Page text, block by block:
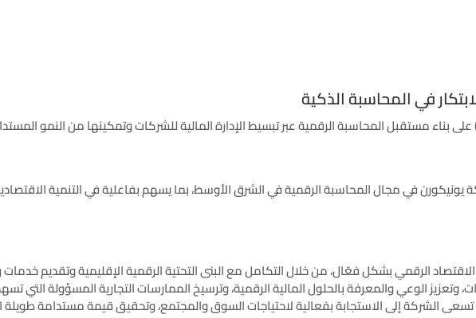
في المحاسبة الذكية
في مجال المحاسبة الرقمية في الشرق الأوسط، بما يسهم بفاعلية في التنمية
الرقمي بشكل فعّال، من خلال التكامل مع البنى التحتية الرقمية الإقليمية وتقديم
وتعزيز الوعي والمعرفة بالحلول المالية الرقمية، وترسيخ الممارسات التجارية المسؤولة
تسعى الشركة إلى الاستجابة بفعالية لاحتياجات السوق والمجتمع، وتحقيق قيمة مستدامة